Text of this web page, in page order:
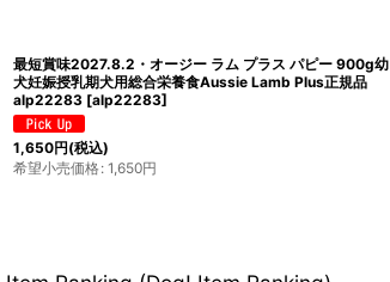
最短賞味2027.8.2・オージー ラム プラス パピー 900g幼
犬妊娠授乳期犬用総合栄養食Aussie Lamb Plus正規品
alp22283 [alp22283]
1,650円(税込)
希望小売価格: 1,650円